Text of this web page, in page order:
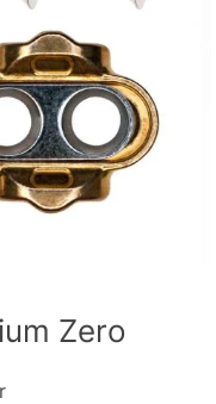
Zero